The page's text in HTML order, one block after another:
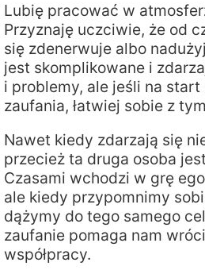
Lubię pracować w
Przyznaję uczciwie, że od
się zdenerwuje albo
jest skomplikowane i
i problemy, ale jeśli na
zaufania, łatwiej sobie z
Nawet kiedy zdarzają się
przecież ta druga osoba
Czasami wchodzi w grę
ale kiedy przypomnimy
dążymy do tego samego
zaufanie pomaga nam
współpracy.